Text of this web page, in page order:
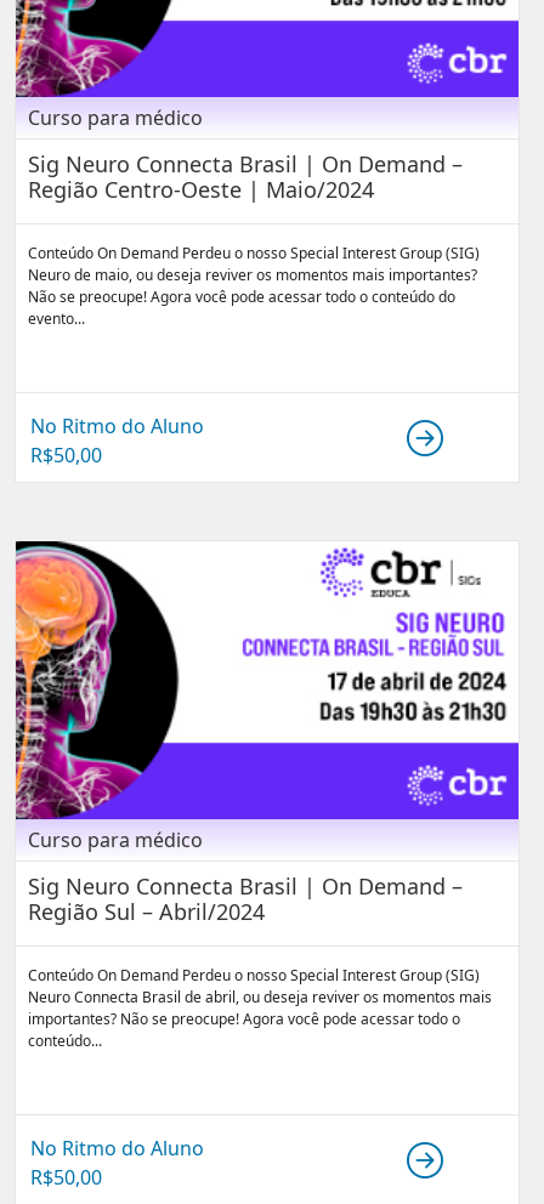
Curso para médico
Sig Neuro Connecta Brasil | On Demand –
Região Centro-Oeste | Maio/2024
Conteúdo On Demand Perdeu o nosso Special Interest Group (SIG)
Neuro de maio, ou deseja reviver os momentos mais importantes?
Não se preocupe! Agora você pode acessar todo o conteúdo do
evento...
No Ritmo do Aluno
R$50,00
Curso para médico
Sig Neuro Connecta Brasil | On Demand –
Região Sul – Abril/2024
Conteúdo On Demand Perdeu o nosso Special Interest Group (SIG)
Neuro Connecta Brasil de abril, ou deseja reviver os momentos mais
importantes? Não se preocupe! Agora você pode acessar todo o
conteúdo...
No Ritmo do Aluno
R$50,00